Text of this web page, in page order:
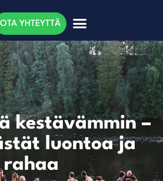
OTA YHTEYTTÄ
kestävämmin –
luontoa ja
rahaa